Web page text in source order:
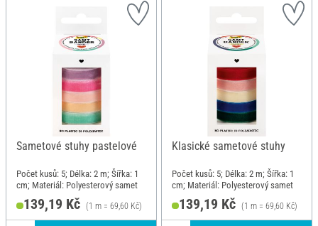
Sametové stuhy pastelové
Počet kusů: 5; Délka: 2 m; Šířka: 1
cm; Materiál: Polyesterový samet
139,19 Kč (1 m = 69,60 Kč)
Klasické sametové stuhy
Počet kusů: 5; Délka: 2 m; Šířka: 1
cm; Materiál: Polyesterový samet
139,19 Kč (1 m = 69,60 Kč)